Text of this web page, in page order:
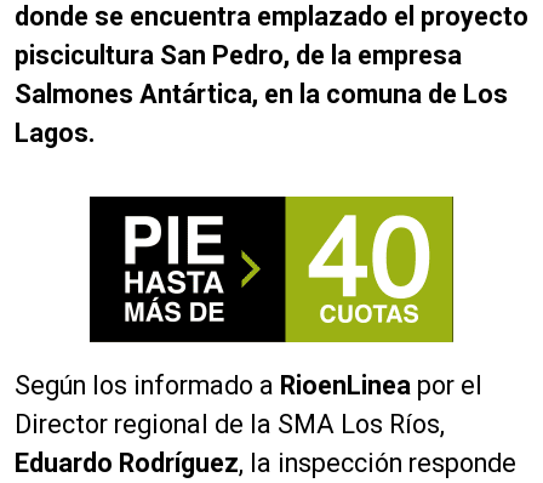
donde se encuentra emplazado el proyecto
piscicultura San Pedro, de la empresa
Salmones Antártica, en la comuna de Los
Lagos.
Según los informado a RioenLinea por el
Director regional de la SMA Los Ríos,
Eduardo Rodríguez, la inspección responde